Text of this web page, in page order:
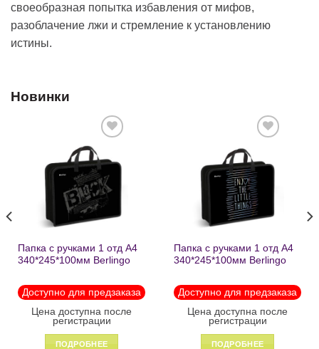
своеобразная попытка избавления от мифов,
разоблачение лжи и стремление к установлению
истины.
Новинки
Добавить
в список
желаний
Папка с ручками 1 отд А4
340*245*100мм Berlingo
молнии1246
Доступно для предзаказа
Цена доступна после
регистрации
ПОДРОБНЕЕ
Добавить
в список
желаний
Папка с ручками 1 отд А4
340*245*100мм Berlingo
пластик на молнии 1215
Доступно для предзаказа
Цена доступна после
регистрации
ПОДРОБНЕЕ